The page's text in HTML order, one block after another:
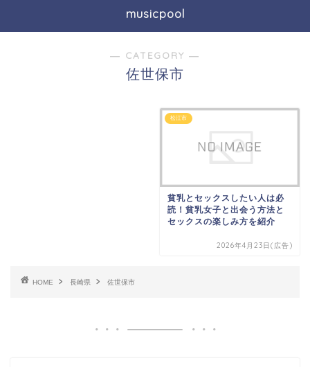
musicpool
― CATEGORY ―
佐世保市
松江市
貧乳とセックスしたい人は必
読！貧乳女子と出会う方法と
セックスの楽しみ方を紹介
2026年4月23日(広告)
HOME 長崎県 佐世保市